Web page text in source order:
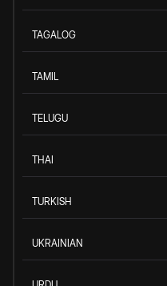
TAGALOG
TAMIL
TELUGU
THAI
TURKISH
UKRAINIAN